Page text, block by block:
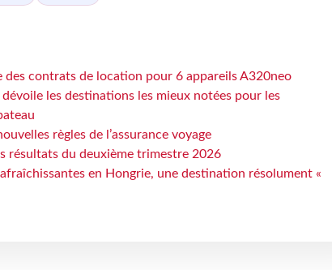
des contrats de location pour 6 appareils A320neo
les destinations les mieux notées pour les
règles de l’assurance voyage
résultats du deuxième trimestre 2026
en Hongrie, une destination résolument «